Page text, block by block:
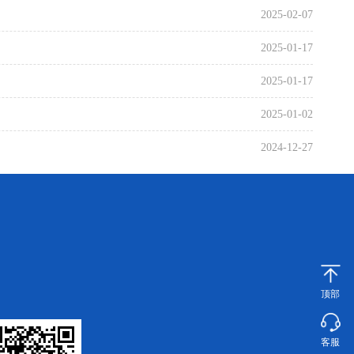
顶部
客服
2024-07-03
2024-07-01
2024-06-27
2024-06-27
2024-06-27
2023-05-22
2023-05-15
2023-02-07
2022-12-14
2025-03-20
2025-03-12
2025-03-10
2025-02-26
2025-02-25
2026-04-08
2026-03-30
2026-03-16
2026-03-12
2026-03-09
2025-02-07
2025-01-17
2025-01-17
2025-01-02
2024-12-27